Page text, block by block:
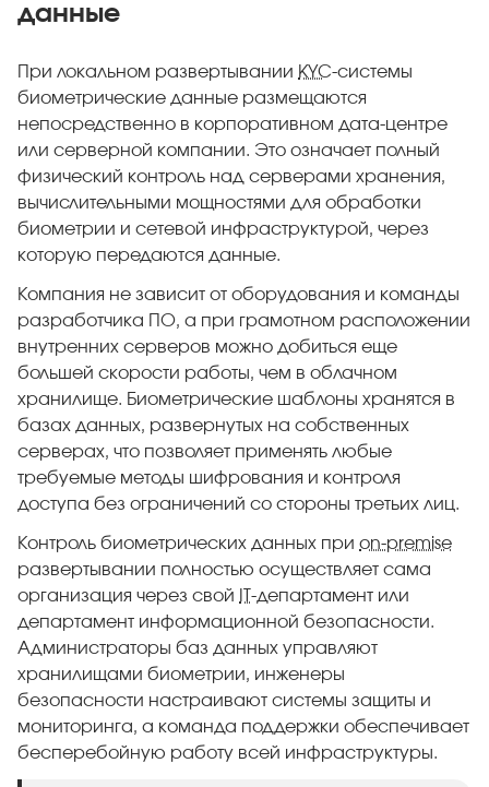
данные
При локальном развертывании KYC-системы
биометрические данные размещаются
непосредственно в корпоративном дата-центре
или серверной компании. Это означает полный
физический контроль над серверами хранения,
вычислительными мощностями для обработки
биометрии и сетевой инфраструктурой, через
которую передаются данные.
Компания не зависит от оборудования и команды
разработчика ПО, а при грамотном расположении
внутренних серверов можно добиться еще
большей скорости работы, чем в облачном
хранилище. Биометрические шаблоны хранятся в
базах данных, развернутых на собственных
серверах, что позволяет применять любые
требуемые методы шифрования и контроля
доступа без ограничений со стороны третьих лиц.
Контроль биометрических данных при on-premise
развертывании полностью осуществляет сама
организация через свой
-департамент или
департамент информационной безопасности.
Администраторы баз данных управляют
хранилищами биометрии, инженеры
безопасности настраивают системы защиты и
мониторинга, а команда поддержки обеспечивает
бесперебойную работу всей инфраструктуры.